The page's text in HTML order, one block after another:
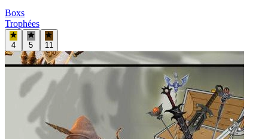
Boxs
Trophées
4 5 11